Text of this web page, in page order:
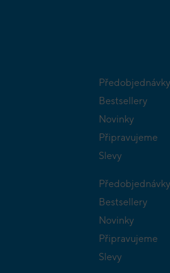
Předobjednávky
Bestsellery
Novinky
Připravujeme
Slevy
Předobjednávky
Bestsellery
Novinky
Připravujeme
Slevy